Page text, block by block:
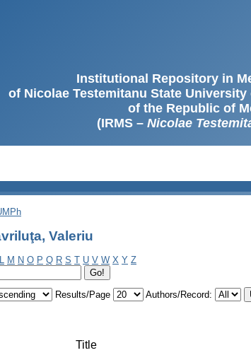
Institutional Repository in
of Nicolae Testemitanu State
of the Republic of
(IRMS – Nicolae
Valeriu
L M N O P Q R S T U V W X Y Z
Results/Page
Authors/Record:
Title